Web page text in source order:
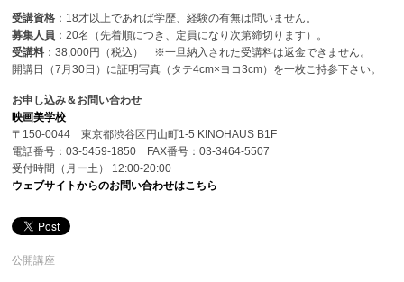
受講資格 ：18才以上であれば学歴、経験の有無は問いません。
募集人員 ：20名（先着順につき、定員になり次第締切ります）。
受講料 ：38,000円（税込） ※一旦納入された受講料は返金できません。
開講日（7月30日）に証明写真（タテ4cm×ヨコ3cm）を一枚ご持参下さい。
お申し込み＆お問い合わせ
映画美学校
〒150-0044 東京都渋谷区円山町1-5 KINOHAUS B1F
電話番号：03-5459-1850 FAX番号：03-3464-5507
受付時間（月ー土） 12:00-20:00
ウェブサイトからのお問い合わせはこちら
公開講座